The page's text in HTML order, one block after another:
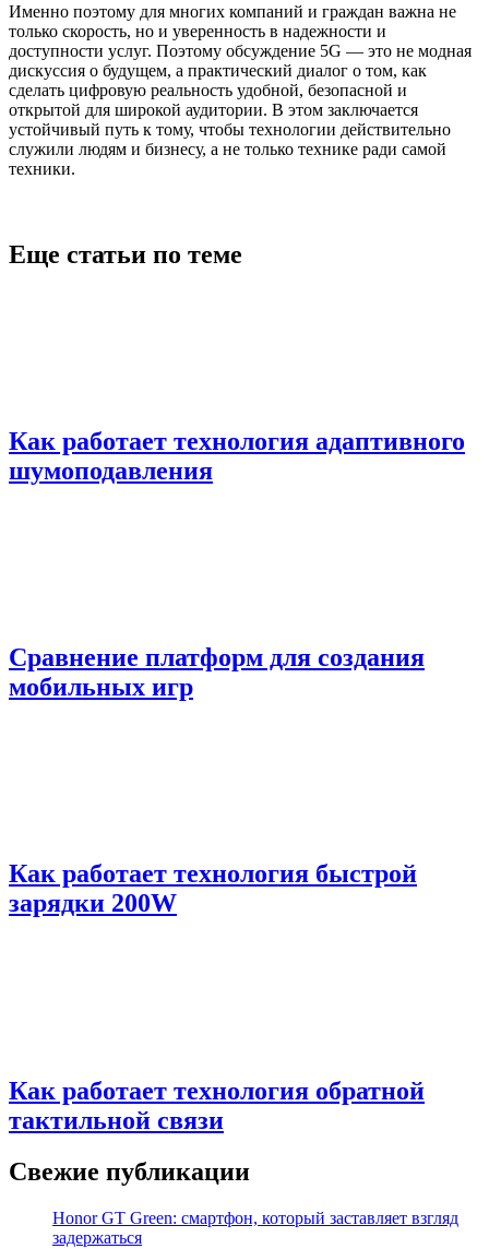
Именно поэтому для многих компаний и граждан важна не
только скорость, но и уверенность в надежности и
доступности услуг. Поэтому обсуждение 5G — это не модная
дискуссия о будущем, а практический диалог о том, как
сделать цифровую реальность удобной, безопасной и
открытой для широкой аудитории. В этом заключается
устойчивый путь к тому, чтобы технологии действительно
служили людям и бизнесу, а не только технике ради самой
техники.
Еще статьи по теме
Как работает технология адаптивного
шумоподавления
Сравнение платформ для создания
мобильных игр
Как работает технология быстрой
зарядки 200W
Как работает технология обратной
тактильной связи
Свежие публикации
Honor GT Green: смартфон, который заставляет взгляд
задержаться